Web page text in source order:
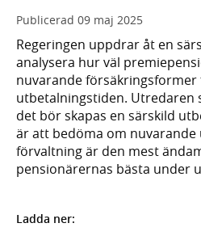
Publicerad 09 maj 2025
Regeringen uppdrar åt en
analysera hur väl
nuvarande
utbetalningstiden. Utredaren
det bör skapas en särskild
är att bedöma om
förvaltning är den mest
pensionärernas bästa under
Ladda ner: